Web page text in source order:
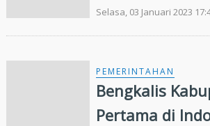
Kualitas
Selasa, 03 Januari 2023
PEMERINTAHAN
Bengkalis
Pertama di